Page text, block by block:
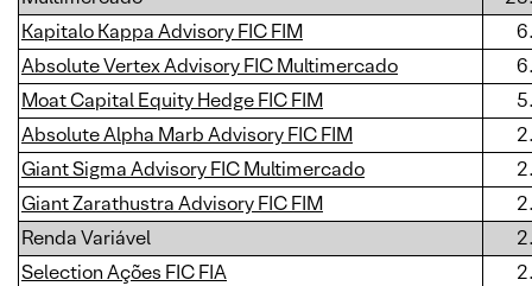
Kapitalo Kappa Advisory FIC FIM
Absolute Vertex Advisory FIC Multimercado
Moat Capital Equity Hedge FIC FIM
Absolute Alpha Marb Advisory FIC FIM
Giant Sigma Advisory FIC Multimercado
Giant Zarathustra Advisory FIC FIM
Renda Variável
Selection Ações FIC FIA